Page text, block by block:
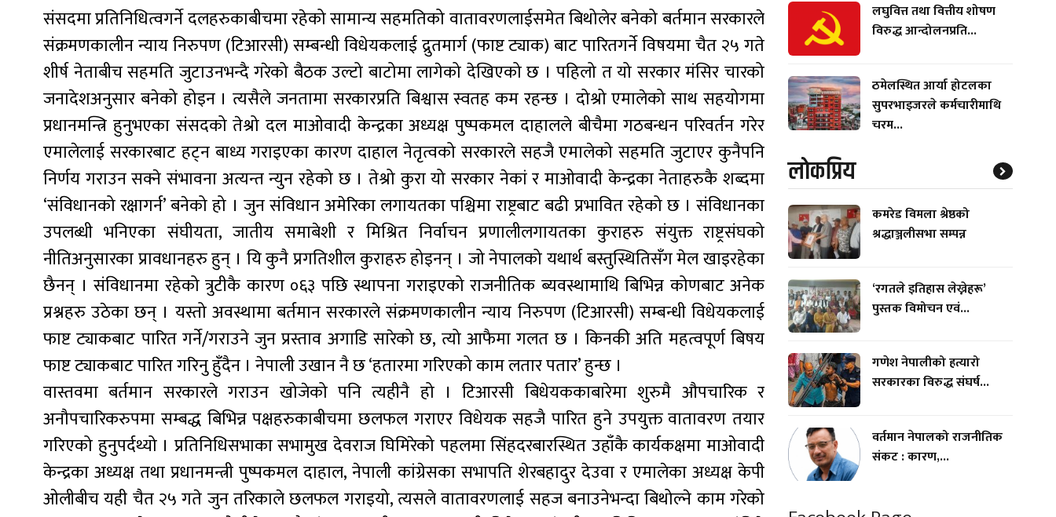
संसदमा प्रतिनिधित्वगर्ने दलहरुकाबीचमा रहेको सामान्य सहमतिको वातावरणलाईसमेत बिथोलेर बनेको बर्तमान सरकारले
संक्रमणकालीन न्याय निरुपण (टिआरसी) सम्बन्धी विधेयकलाई द्रुतमार्ग (फाष्ट ट्याक) बाट पारितगर्ने विषयमा चैत २५ गते
शीर्ष नेताबीच सहमति जुटाउनभन्दै गरेको बैठक उल्टो बाटोमा लागेको देखिएको छ । पहिलो त यो सरकार मंसिर चारको
जनादेशअनुसार बनेको होइन । त्यसैले जनतामा सरकारप्रति बिश्वास स्वतह कम रहन्छ । दोश्रो एमालेको साथ सहयोगमा
प्रधानमन्त्रि हुनुभएका संसदको तेश्रो दल माओवादी केन्द्रका अध्यक्ष पुष्पकमल दाहालले बीचैमा गठबन्धन परिवर्तन गरेर
एमालेलाई सरकारबाट हट्न बाध्य गराइएका कारण दाहाल नेतृत्वको सरकारले सहजै एमालेको सहमति जुटाएर कुनैपनि
निर्णय गराउन सक्ने संभावना अत्यन्त न्युन रहेको छ । तेश्रो कुरा यो सरकार नेकां र माओवादी केन्द्रका नेताहरुकै शब्दमा
‘संविधानको रक्षागर्न’ बनेको हो । जुन संविधान अमेरिका लगायतका पश्चिमा राष्ट्रबाट बढी प्रभावित रहेको छ । संविधानका
उपलब्धी भनिएका संघीयता, जातीय समाबेशी र मिश्रित निर्वाचन प्रणालीलगायतका कुराहरु संयुक्त राष्ट्रसंघको
नीतिअनुसारका प्रावधानहरु हुन् । यि कुनै प्रगतिशील कुराहरु होइनन् । जो नेपालको यथार्थ बस्तुस्थितिसँग मेल खाइरहेका
छैनन् । संविधानमा रहेको त्रुटीकै कारण ०६३ पछि स्थापना गराइएको राजनीतिक ब्यवस्थामाथि बिभिन्न कोणबाट अनेक
प्रश्नहरु उठेका छन् । यस्तो अवस्थामा बर्तमान सरकारले संक्रमणकालीन न्याय निरुपण (टिआरसी) सम्बन्धी विधेयकलाई
फाष्ट ट्याकबाट पारित गर्ने/गराउने जुन प्रस्ताव अगाडि सारेको छ, त्यो आफैमा गलत छ । किनकी अति महत्वपूर्ण बिषय
फाष्ट ट्याकबाट पारित गरिनु हुँदैन । नेपाली उखान नै छ ‘हतारमा गरिएको काम लतार पतार’ हुन्छ ।
वास्तवमा बर्तमान सरकारले गराउन खोजेको पनि त्यहीनै हो । टिआरसी बिधेयककाबारेमा शुरुमै औपचारिक र
अनौपचारिकरुपमा सम्बद्ध बिभिन्न पक्षहरुकाबीचमा छलफल गराएर विधेयक सहजै पारित हुने उपयुक्त वातावरण तयार
गरिएको हुनुपर्दथ्यो । प्रतिनिधिसभाका सभामुख देवराज घिमिरेको पहलमा सिंहदरबारस्थित उहाँकै कार्यकक्षमा माओवादी
केन्द्रका अध्यक्ष तथा प्रधानमन्त्री पुष्पकमल दाहाल, नेपाली कांग्रेसका सभापति शेरबहादुर देउवा र एमालेका अध्यक्ष केपी
ओलीबीच यही चैत २५ गते जुन तरिकाले छलफल गराइयो, त्यसले वातावरणलाई सहज बनाउनेभन्दा बिथोल्ने काम गरेको
लघुवित्त तथा वित्तीय शोषण
विरुद्ध आन्दोलनप्रति...
ठमेलस्थित आर्या होटलका
सुपरभाइजरले कर्मचारीमाथि
चरम...
लाेकप्रिय
कमरेड विमला श्रेष्ठको
श्रद्धाञ्जलीसभा सम्पन्न
‘रगतले इतिहास लेख्नेहरू’
पुस्तक विमोचन एवं...
गणेश नेपालीको हत्यारो
सरकारका विरुद्ध संघर्ष...
वर्तमान नेपालको राजनीतिक
संकट : कारण,...